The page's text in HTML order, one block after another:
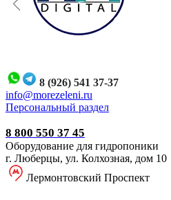
8 (926) 541 37-37
info@morezeleni.ru
Персональный раздел
8 800 550 37 45
Оборудование для гидропоники
г. Люберцы, ул. Колхозная, дом 10
Лермонтовский Проспект